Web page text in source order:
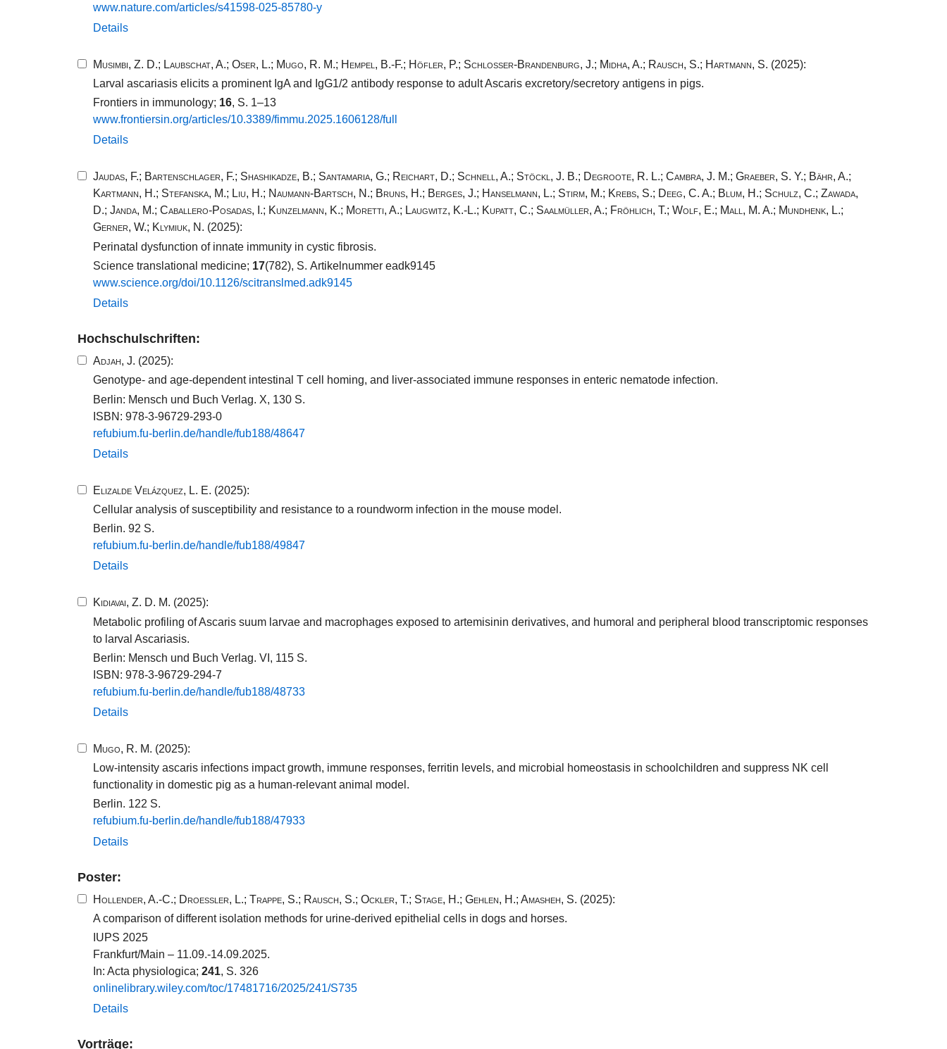
www.​nature.​com/​articles/​s41598​-​025​-​85780​-​y
Details
Musimbi, Z. D.; Laubschat, A.; Oser, L.; Mugo, R. M.; Hempel, B.-F.; Höfler, P.; Schlosser-Brandenburg, J.; Midha, A.; Rausch, S.; Hartmann, S. (2025):
Larval ascariasis elicits a prominent IgA and IgG1/2 antibody response to adult Ascaris excretory/secretory antigens in pigs.
Frontiers in immunology; 16, S. 1–13
www.​frontiersin.​org/​articles/​10​.​3389​/​fimmu.​2025​.​1606128​/​full
Details
Jaudas, F.; Bartenschlager, F.; Shashikadze, B.; Santamaria, G.; Reichart, D.; Schnell, A.; Stöckl, J. B.; Degroote, R. L.; Cambra, J. M.; Graeber, S. Y.; Bähr, A.;
Kartmann, H.; Stefanska, M.; Liu, H.; Naumann-Bartsch, N.; Bruns, H.; Berges, J.; Hanselmann, L.; Stirm, M.; Krebs, S.; Deeg, C. A.; Blum, H.; Schulz, C.; Zawada,
D.; Janda, M.; Caballero-Posadas, I.; Kunzelmann, K.; Moretti, A.; Laugwitz, K.-L.; Kupatt, C.; Saalmüller, A.; Fröhlich, T.; Wolf, E.; Mall, M. A.; Mundhenk, L.;
Gerner, W.; Klymiuk, N. (2025):
Perinatal dysfunction of innate immunity in cystic fibrosis.
Science translational medicine; 17(782), S. Artikelnummer eadk9145
www.​science.​org/​doi/​10​.​1126​/​scitranslmed.​adk9145​
Details
Hochschulschriften:
Adjah, J. (2025):
Genotype- and age-dependent intestinal T cell homing, and liver-associated immune responses in enteric nematode infection.
Berlin: Mensch und Buch Verlag. X, 130 S.
ISBN: 978-3-96729-293-0
refubium.​fu-​berlin.​de/​handle/​fub188​/​48647​
Details
Elizalde Velázquez, L. E. (2025):
Cellular analysis of susceptibility and resistance to a roundworm infection in the mouse model.
Berlin. 92 S.
refubium.​fu-​berlin.​de/​handle/​fub188​/​49847​
Details
Kidiavai, Z. D. M. (2025):
Metabolic profiling of Ascaris suum larvae and macrophages exposed to artemisinin derivatives, and humoral and peripheral blood transcriptomic responses
to larval Ascariasis.
Berlin: Mensch und Buch Verlag. VI, 115 S.
ISBN: 978-3-96729-294-7
refubium.​fu-​berlin.​de/​handle/​fub188​/​48733​
Details
Mugo, R. M. (2025):
Low-intensity ascaris infections impact growth, immune responses, ferritin levels, and microbial homeostasis in schoolchildren and suppress NK cell
functionality in domestic pig as a human-relevant animal model.
Berlin. 122 S.
refubium.​fu-​berlin.​de/​handle/​fub188​/​47933​
Details
Poster:
Hollender, A.-C.; Droessler, L.; Trappe, S.; Rausch, S.; Ockler, T.; Stage, H.; Gehlen, H.; Amasheh, S. (2025):
A comparison of different isolation methods for urine-derived epithelial cells in dogs and horses.
IUPS 2025
Frankfurt/Main – 11.09.-14.09.2025.
In: Acta physiologica; 241, S. 326
onlinelibrary.​wiley.​com/​toc/​17481716​/​2025​/​241​/​S735​
Details
Vorträge: